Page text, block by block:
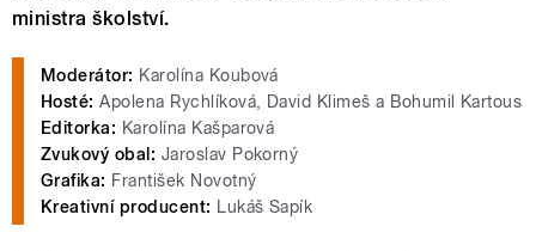
ministra školství.
Moderátor: Karolína Koubová
Hosté: Apolena Rychlíková, David Klimeš a Bohumil Kartous
Editorka: Karolína Kašparová
Zvukový obal: Jaroslav Pokorný
Grafika: František Novotný
Kreativní producent: Lukáš Sapík